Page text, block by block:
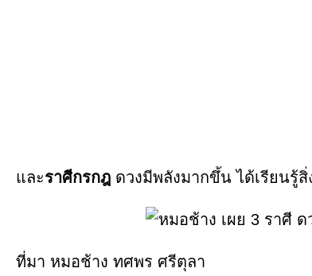
และราศีกรกฎ ดวงมีพลังมากขึ้น ได้เรียนรู้
ที่มา หมอช้าง ทศพร ศรีตุลา